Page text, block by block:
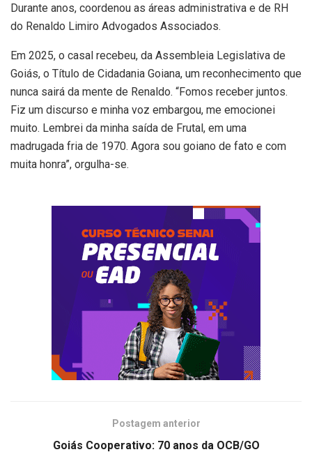
Durante anos, coordenou as áreas administrativa e de RH
do Renaldo Limiro Advogados Associados.
Em 2025, o casal recebeu, da Assembleia Legislativa de
Goiás, o Título de Cidadania Goiana, um reconhecimento que
nunca sairá da mente de Renaldo. “Fomos receber juntos.
Fiz um discurso e minha voz embargou, me emocionei
muito. Lembrei da minha saída de Frutal, em uma
madrugada fria de 1970. Agora sou goiano de fato e com
muita honra”, orgulha-se.
Postagem anterior
Goiás Cooperativo: 70 anos da OCB/GO